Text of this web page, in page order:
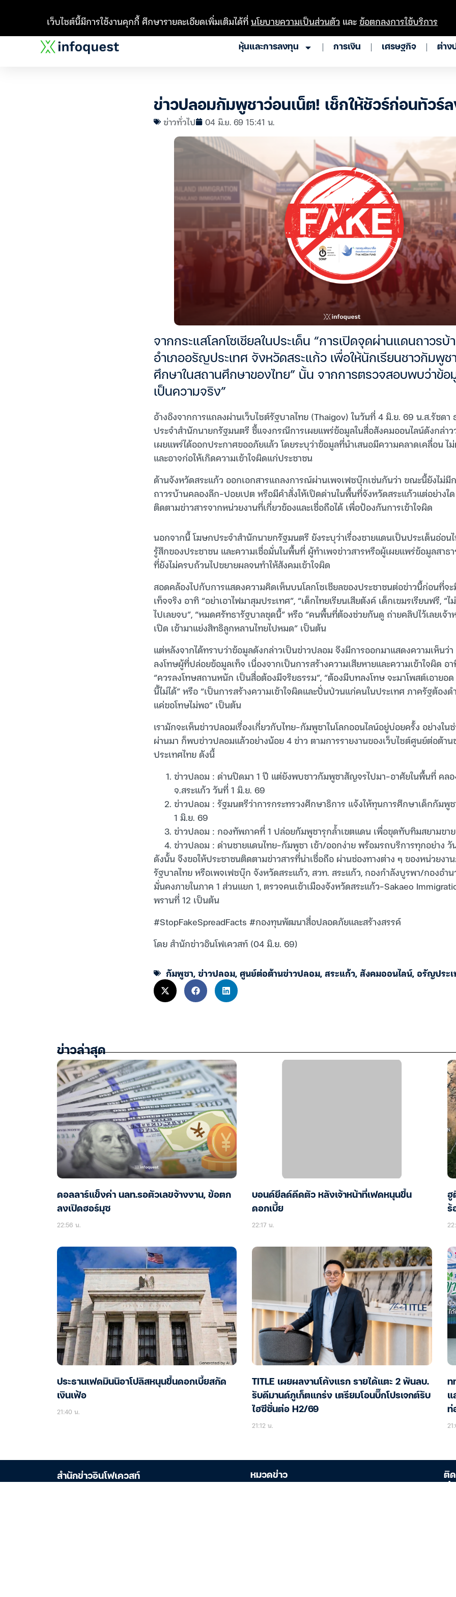
หุ้นและการลงทุน การเงิน เศรษฐกิจ ต่าง
ข่าวปลอมกัมพูชาว่อนเน็ต! เช็กให้ชัวร์ก่อนทัวร์
ข่าวทั่วไป 04 มิ.ย. 69 15:41 น.
จากกระแสโลกโซเชียลในประเด็น “การเปิดจุดผ่านแดนถาวร
อำเภออรัญประเทศ จังหวัดสระแก้ว เพื่อให้นักเรียนชาวกัมพูชา
ศึกษาในสถานศึกษาของไทย” นั้น จากการตรวจสอบพบว่าข้อ
เป็นความจริง”
อ้างอิงจากการแถลงผ่านเว็บไซต์รัฐบาลไทย (Thaigov) ในวันที่ 4 มิ.ย. 69 น.ส.รัชดา
ประจำสำนักนายกรัฐมนตรี ชี้แจงกรณีการเผยแพร่ข้อมูลในสื่อสังคมออนไลน์ดังกล่าว
เผยแพร่ได้ออกประกาศขออภัยแล้ว โดยระบุว่าข้อมูลที่นำเสนอมีความคลาดเคลื่อน ไ
และอาจก่อให้เกิดความเข้าใจผิดแก่ประชาชน
ด้านจังหวัดสระแก้ว ออกเอกสารแถลงการณ์ผ่านเพจเฟซบุ๊กเช่นกันว่า ขณะนี้ยังไม่
ถาวรบ้านคลองลึก-ปอยเปต หรือมีคำสั่งให้เปิดด่านในพื้นที่จังหวัดสระแก้วแต่อย่างใ
ติดตามข่าวสารจากหน่วยงานที่เกี่ยวข้องและเชื่อถือได้ เพื่อป้องกันการเข้าใจผิด
นอกจากนี้ โฆษกประจำสำนักนายกรัฐมนตรี ยังระบุว่าเรื่องชายแดนเป็นประเด็นอ่อน
รู้สึกของประชาชน และความเชื่อมั่นในพื้นที่ ผู้ทำเพจข่าวสารหรือผู้เผยแพร่ข้อมูลสาธ
ที่ยังไม่ครบถ้วนไปขยายผลจนทำให้สังคมเข้าใจผิด
สอดคล้องไปกับการแสดงความคิดเห็นบนโลกโซเชียลของประชาชนต่อข่าวนี้ก่อนที่จ
เท็จจริง อาทิ “อย่าเอาไฟมาสุมประเทศ”, “เด็กไทยเรียนเสียตังค์ เด็กเขมรเรียนฟรี, “
ไปเลยจบ”, “หมดศรัทธารัฐบาลชุดนี้” หรือ “คนพื้นที่ต้องช่วยกันดู ถ่ายคลิปไว้เลยเจ้
เปิด เข้ามาแย่งสิทธิลูกหลานไทยไปหมด” เป็นต้น
แต่หลังจากได้ทราบว่าข้อมูลดังกล่าวเป็นข่าวปลอม จึงมีการออกมาแสดงความเห็นว่
ลงโทษผู้ที่ปล่อยข้อมูลเท็จ เนื่องจากเป็นการสร้างความเสียหายและความเข้าใจผิด อ
“ควรลงโทษสถานหนัก เป็นสื่อต้องมีจริยธรรม”, “ต้องมีบทลงโทษ จะมาโพสต์เอาย
นี้ไม่ได้” หรือ “เป็นการสร้างความเข้าใจผิดและปั่นป่วนแก่คนในประเทศ ภาครัฐต้อง
แค่ขอโทษไม่พอ” เป็นต้น
เรามักจะเห็นข่าวปลอมเรื่องเกี่ยวกับไทย-กัมพูชาในโลกออนไลน์อยู่บ่อยครั้ง อย่างใ
ผ่านมา ก็พบข่าวปลอมแล้วอย่างน้อย 4 ข่าว ตามการรายงานของเว็บไซต์ศูนย์ต่อต้า
ประเทศไทย ดังนี้
ข่าวปลอม : ด่านปิดมา 1 ปี แต่ยังพบชาวกัมพูชาสัญจรไปมา-อาศัยในพื้นที่ คลอ
จ.สระแก้ว วันที่ 1 มิ.ย. 69
ข่าวปลอม : รัฐมนตรีว่าการกระทรวงศึกษาธิการ แจ้งให้ทุนการศึกษาเด็กกัมพู
1 มิ.ย. 69
ข่าวปลอม : กองทัพภาคที่ 1 ปล่อยกัมพูชารุกล้ำเขตแดน เพื่อขุดทับทิมสยามขา
ข่าวปลอม : ด่านชายแดนไทย-กัมพูชา เข้า/ออกง่าย พร้อมรถบริการทุกอย่าง
ดังนั้น จึงขอให้ประชาชนติดตามข่าวสารที่น่าเชื่อถือ ผ่านช่องทางต่าง ๆ ของหน่วยงา
รัฐบาลไทย หรือเพจเฟซบุ๊ก จังหวัดสระแก้ว, สวท. สระแก้ว, กองกำลังบูรพา/กองอำ
มั่นคงภายในภาค 1 ส่วนแยก 1, ตรวจคนเข้าเมืองจังหวัดสระแก้ว-Sakaeo
พรานที่ 12 เป็นต้น
#StopFakeSpreadFacts #กองทุนพัฒนาสื่อปลอดภัยและสร้างสรรค์
โดย สำนักข่าวอินโฟเควสท์ (04 มิ.ย. 69)
กัมพูชา,ข่าวปลอม,ศูนย์ต่อต้านข่าวปลอม,สระแก้ว,สังคมออนไลน์,อรัญประ
ข่าวล่าสุด
ดอลลาร์แข็งค่า นลท.รอตัวเลขจ้างงาน, ข้อตก
ลงเปิดฮอร์มุซ
22:56 น.
บอนด์ยีลด์ดีดตัว หลังเจ้าหน้าที่เฟดหนุนขึ้น
ดอกเบี้ย
22:17 น.
ฮู
ร้
ประธานเฟดมินนิอาโปลิสหนุนขึ้นดอกเบี้ยสกัด
เงินเฟ้อ
21:40 น.
TITLE เผยผลงานโค้งแรก รายได้แตะ 2 พันลบ.
รับดีมานด์ภูเก็ตแกร่ง เตรียมโอนบิ๊กโปรเจกต์รับ
ไฮซีซั่นต่อ H2/69
21:12 น.
ท
แ
ท่
สำนักข่าวอินโฟเควสท์ หมวดข่าว ติด
เว็บไซต์นี้มีการใช้งานคุกกี้ ศึกษารายละเอียดเพิ่มเติมได้ที่นโยบายความเป็นส่วนตัว และข้อตกลงการใช้บริการ